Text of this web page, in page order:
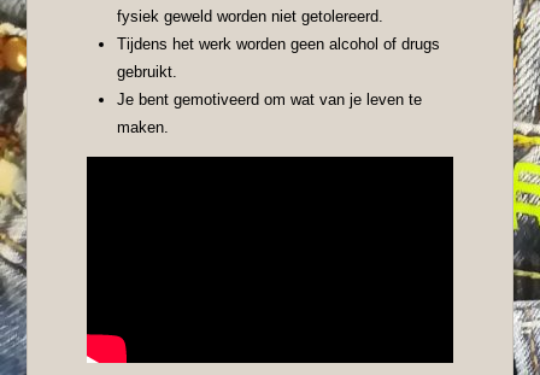
fysiek geweld worden niet getolereerd.
Tijdens het werk worden geen alcohol of drugs
gebruikt.
Je bent gemotiveerd om wat van je leven te
maken.